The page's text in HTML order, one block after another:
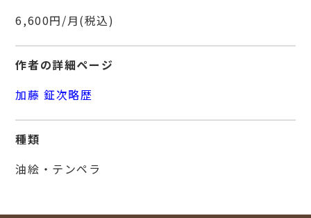
6,600円/月(税込)
作者の詳細ページ
加藤 鉦次略歴
種類
油絵・テンペラ